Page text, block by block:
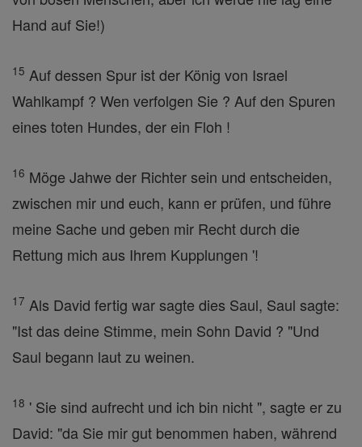
Hand auf Sie!)
15 Auf dessen Spur ist der König von Israel
Wahlkampf ? Wen verfolgen Sie ? Auf den Spuren
eines toten Hundes, der ein Floh !
16 Möge Jahwe der Richter sein und entscheiden,
zwischen mir und euch, kann er prüfen, und führe
meine Sache und geben mir Recht durch die
Rettung mich aus Ihrem Kupplungen '!
17 Als David fertig war sagte dies Saul, Saul sagte:
"Ist das deine Stimme, mein Sohn David ? "Und
Saul begann laut zu weinen.
18 ' Sie sind aufrecht und ich bin nicht ", sagte er zu
David: "da Sie mir gut benommen haben, während